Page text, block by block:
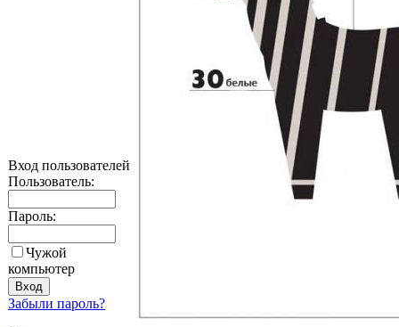
Вход пользователей
Пользователь:
Пароль:
Чужой
компьютер
Забыли пароль?